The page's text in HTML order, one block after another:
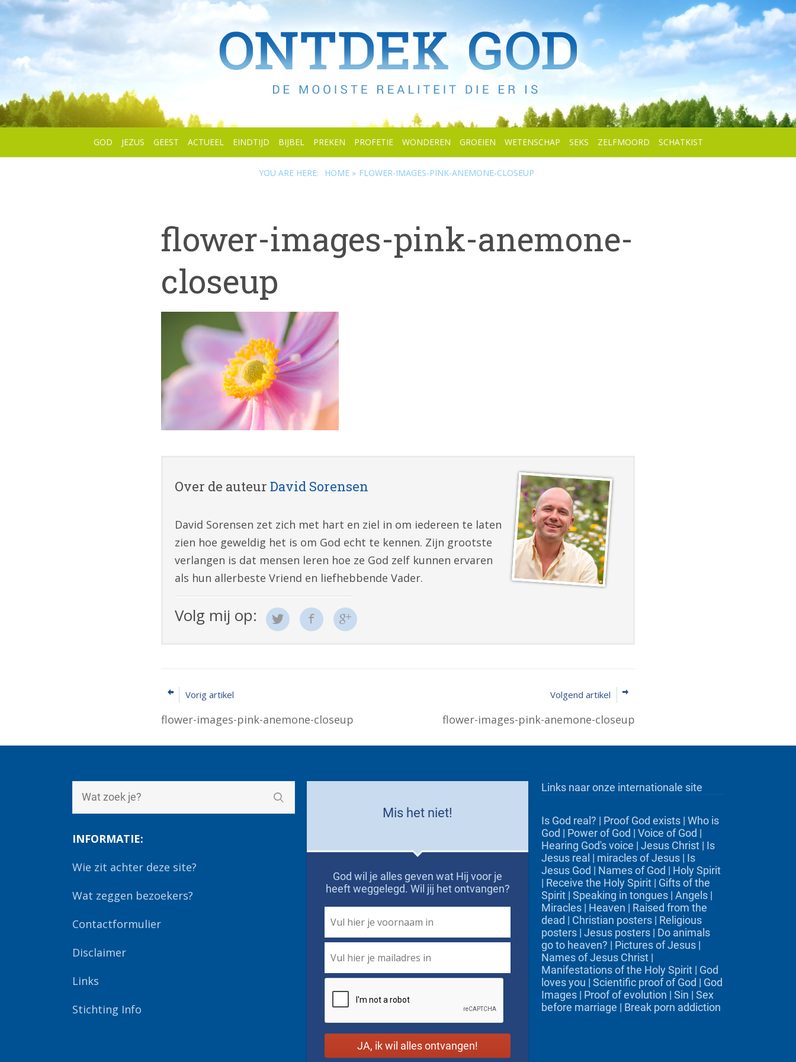
GOD JEZUS GEEST ACTUEEL EINDTIJD BIJBEL PREKEN PROFETIE WONDEREN GROEIEN WETENSCHAP SEKS ZELFMOORD SCHATKIST
YOU ARE HERE: HOME » FLOWER-IMAGES-PINK-ANEMONE-CLOSEUP
flower-images-pink-anemone-
closeup
Over de auteur David Sorensen
David Sorensen zet zich met hart en ziel in om iedereen te laten
zien hoe geweldig het is om God echt te kennen. Zijn grootste
verlangen is dat mensen leren hoe ze God zelf kunnen ervaren
als hun allerbeste Vriend en liefhebbende Vader.
Volg mij op:
Vorig artikel
flower-images-pink-anemone-closeup
Volgend artikel
flower-images-pink-anemone-closeup
INFORMATIE:
Wie zit achter deze site?
Wat zeggen bezoekers?
Contactformulier
Disclaimer
Links
Stichting Info
Mis het niet!
God wil je alles geven wat Hij voor je
heeft weggelegd. Wil jij het ontvangen?
Name *
Links naar onze internationale site
Is God real? | Proof God exists | Who is
God | Power of God | Voice of God |
Hearing God's voice | Jesus Christ | Is
Jesus real | miracles of Jesus | Is
Jesus God | Names of God | Holy Spirit
| Receive the Holy Spirit | Gifts of the
Spirit | Speaking in tongues | Angels |
Miracles | Heaven | Raised from the
dead | Christian posters | Religious
posters | Jesus posters | Do animals
go to heaven? | Pictures of Jesus |
Names of Jesus Christ |
Manifestations of the Holy Spirit | God
loves you | Scientific proof of God | God
Images | Proof of evolution | Sin | Sex
before marriage | Break porn addiction